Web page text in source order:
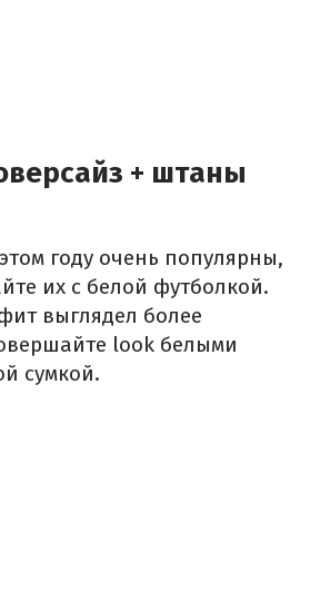
+ штаны
году очень популярны,
их с белой футболкой.
выглядел более
look белыми
сумкой.